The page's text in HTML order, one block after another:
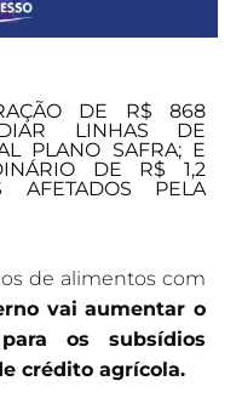
DE R$ 868
LINHAS DE
PLANO SAFRA; E
DE R$ 1,2
AFETADOS PELA
de alimentos com
vai aumentar o
os subsídios
crédito agrícola.